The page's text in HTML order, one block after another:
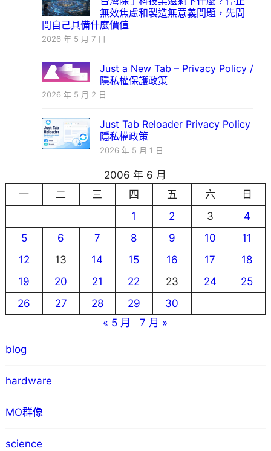
無效焦慮和製造無意義問題，先問
問自己具備什麼價值
2026 年 5 月 7 日
Just a New Tab – Privacy Policy /
隱私權保護政策
2026 年 5 月 2 日
Just Tab Reloader Privacy Policy
隱私權政策
2026 年 5 月 1 日
2006 年 6 月
一
二 三 四 五 六
日
1
2 3
4
5
6 7 8 9 10
11
12
13 14 15 16 17
18
19
20 21 22 23 24
25
26
27 28 29
30
« 5 月
7 月 »
blog
hardware
MO群像
science